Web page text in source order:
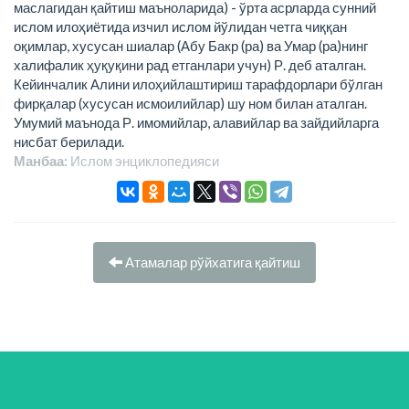
маслагидан қайтиш маъноларида) - ўрта асрларда сунний
ислом илоҳиётида изчил ислом йўлидан четга чиққан
оқимлар, хусусан шиалар (Абу Бакр (ра) ва Умар (ра)нинг
халифалик ҳуқуқини рад етганлари учун) Р. деб аталган.
Кейинчалик Алини илоҳийлаштириш тарафдорлари бўлган
фирқалар (хусусан исмоилийлар) шу ном билан аталган.
Умумий маънода Р. имомийлар, алавийлар ва зайдийларга
нисбат берилади.
Манбаа: Ислом энциклопeдияси
Атамалар рўйхатига қайтиш